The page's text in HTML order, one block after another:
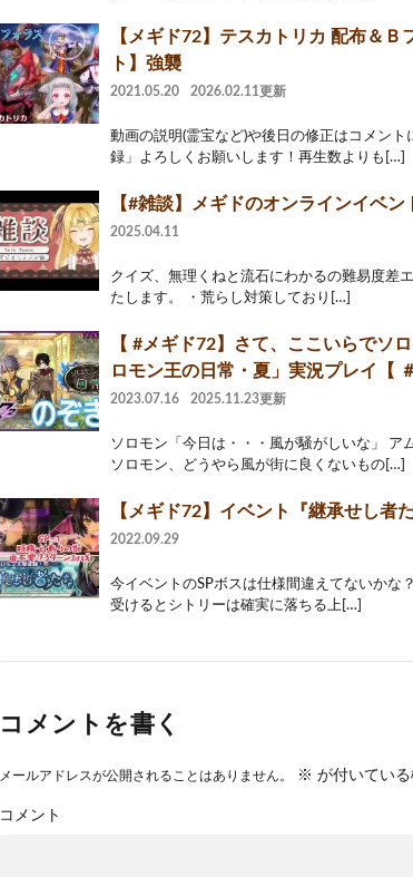
【メギド72】テスカトリカ 配布＆
ト】強襲
2021.05.20 2026.02.11更新
動画の説明(霊宝など)や後日の修正はコメン
録」よろしくお願いします！再生数よりも[…]
【#雑談】メギドのオンラインイベ
2025.04.11
クイズ、無理くねと流石にわかるの難易度差
たします。 ・荒らし対策しており[…]
【 #メギド72】さて、ここいらでソ
ロモン王の日常・夏」実況プレイ【
2023.07.16 2025.11.23更新
ソロモン「今日は・・・風が騒がしいな」 ア
ソロモン、どうやら風が街に良くないもの[…]
【メギド72】イベント『継承せし
2022.09.29
今イベントのSPボスは仕様間違えてないかな
受けるとシトリーは確実に落ちる上[…]
コメントを書く
メールアドレスが公開されることはありません。 ※ が付いてい
コメント